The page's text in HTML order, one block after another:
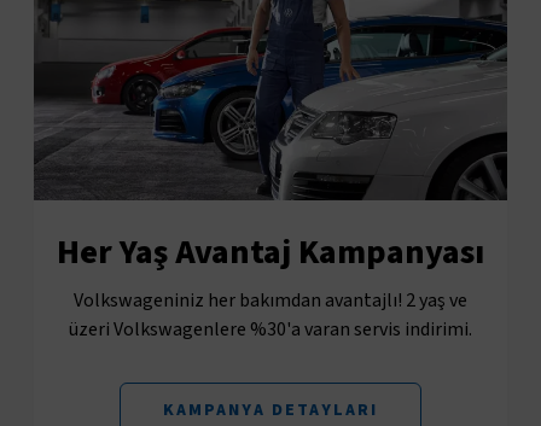
Her Yaş Avantaj Kampanyası
Volkswageniniz her bakımdan avantajlı! 2 yaş ve
üzeri Volkswagenlere %30'a varan servis indirimi.
KAMPANYA DETAYLARI